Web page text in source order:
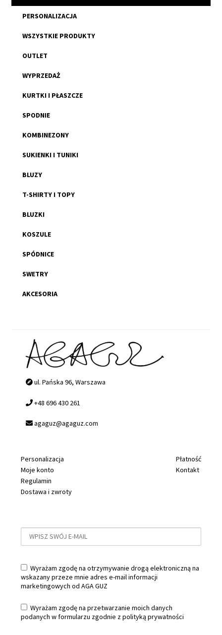
PERSONALIZACJA
WSZYSTKIE PRODUKTY
OUTLET
WYPRZEDAŻ
KURTKI I PŁASZCZE
SPODNIE
KOMBINEZONY
SUKIENKI I TUNIKI
BLUZY
T-SHIRTY I TOPY
BLUZKI
KOSZULE
SPÓDNICE
SWETRY
AKCESORIA
ul. Pańska 96, Warszawa
+48 696 430 261
agaguz@agaguz.com
Personalizacja
Moje konto
Regulamin
Dostawa i zwroty
Płatność
Kontakt
Wyrażam zgodę na otrzymywanie drogą elektroniczną na
wskazany przeze mnie adres e-mail informacji
marketingowych od AGA GUZ
Wyrażam zgodę na przetwarzanie moich danych
podanych w formularzu zgodnie zpolityką prywatności